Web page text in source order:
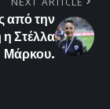
από την
Στέλλα
Μάρκου.